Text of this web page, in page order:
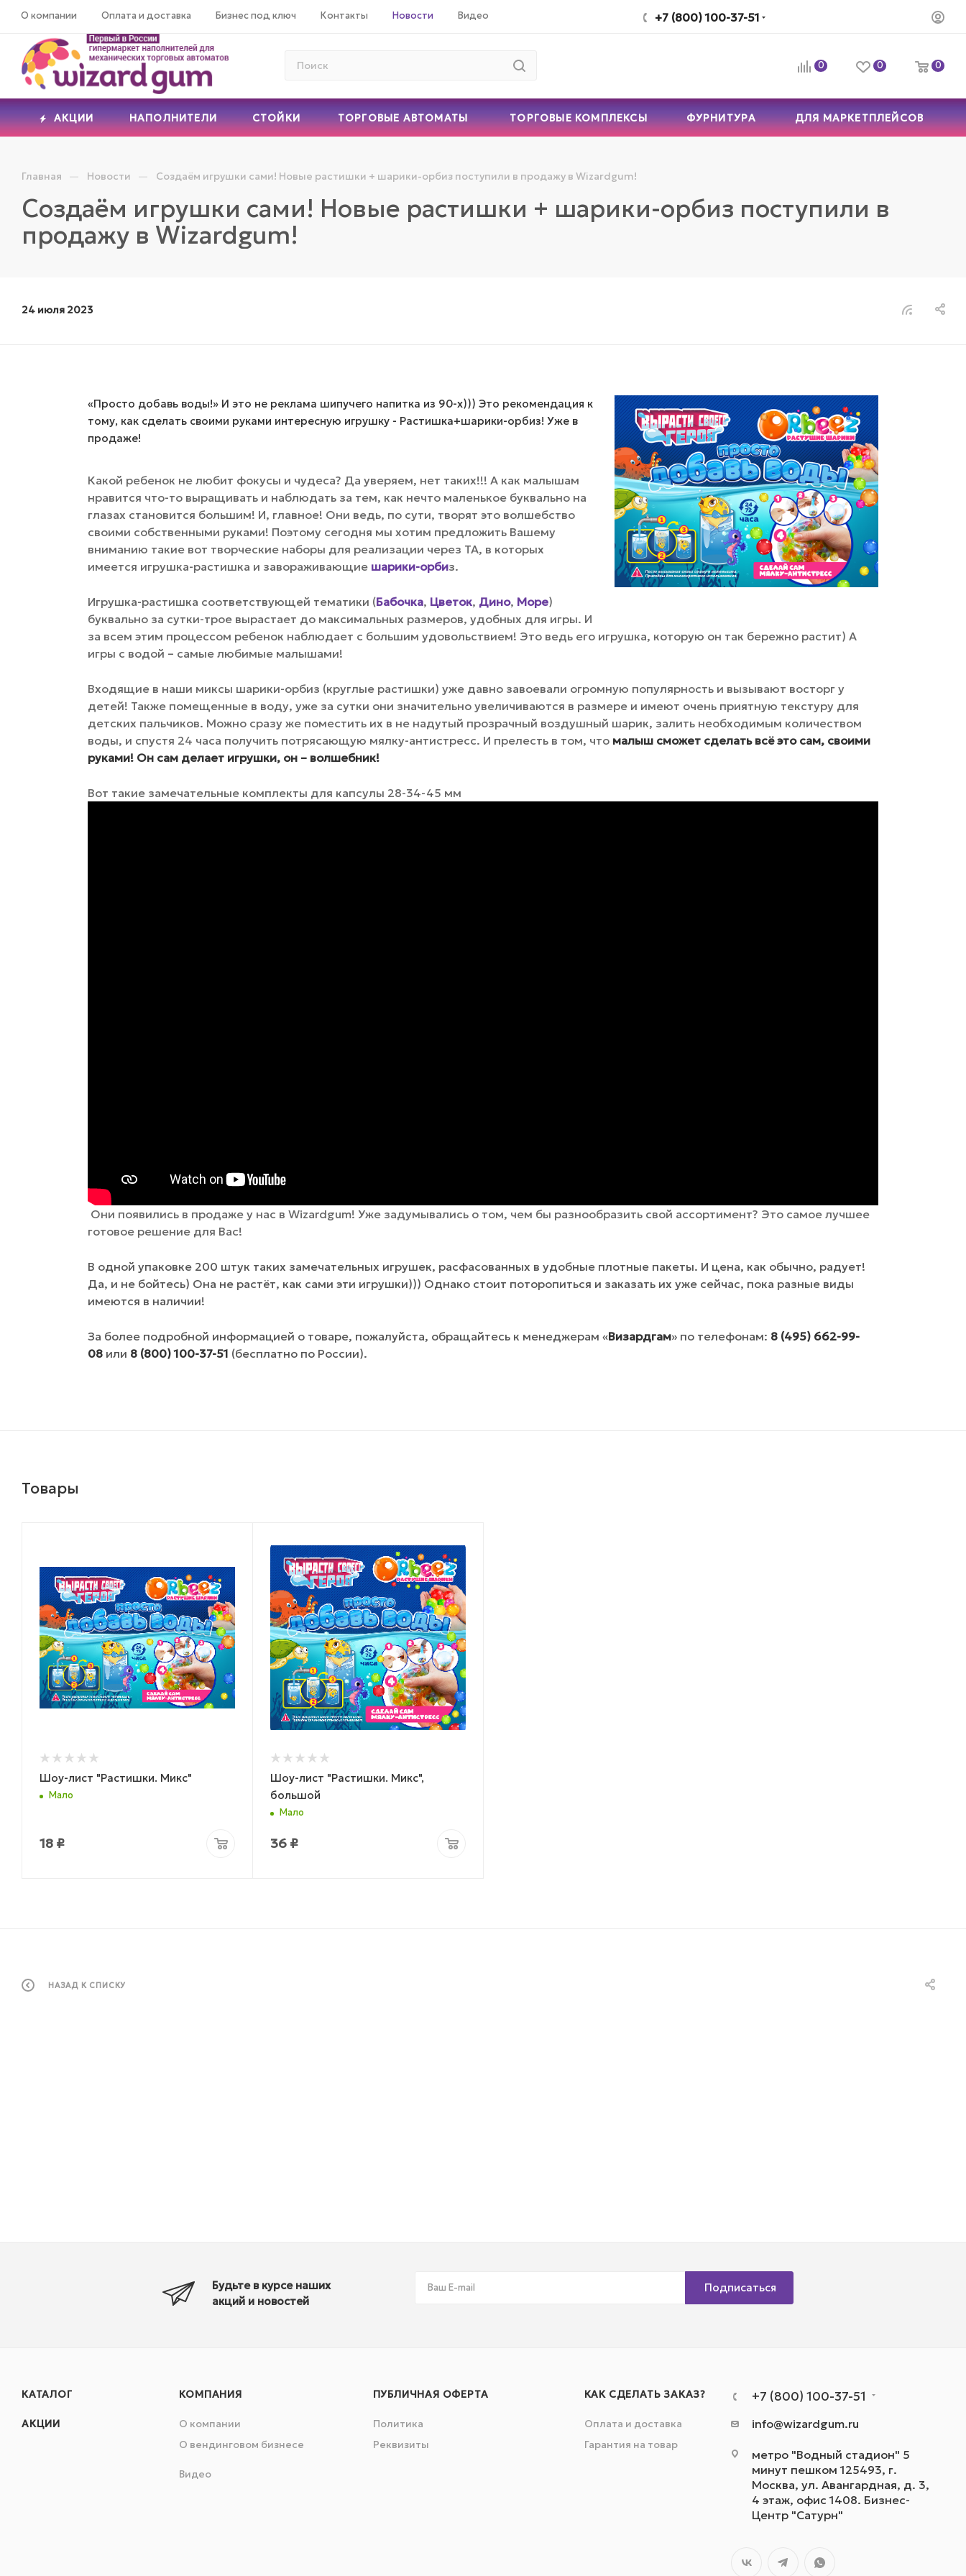
О компании Оплата и доставка Бизнес под ключ Контакты Новости Видео +7 (800) 100-37-51
0 0 0
АКЦИИ НАПОЛНИТЕЛИ СТОЙКИ ТОРГОВЫЕ АВТОМАТЫ ТОРГОВЫЕ КОМПЛЕКСЫ ФУРНИТУРА ДЛЯ МАРКЕТПЛЕЙСОВ
Главная — Новости — Создаём игрушки сами! Новые растишки + шарики-орбиз поступили в продажу в Wizardgum!
Создаём игрушки сами! Новые растишки + шарики-орбиз поступили в
продажу в Wizardgum!
24 июля 2023
«Просто добавь воды!» И это не реклама шипучего напитка из 90-х))) Это рекомендация к
тому, как сделать своими руками интересную игрушку - Растишка+шарики-орбиз! Уже в
продаже!
Какой ребенок не любит фокусы и чудеса? Да уверяем, нет таких!!! А как малышам
нравится что-то выращивать и наблюдать за тем, как нечто маленькое буквально на
глазах становится большим! И, главное! Они ведь, по сути, творят это волшебство
своими собственными руками! Поэтому сегодня мы хотим предложить Вашему
вниманию такие вот творческие наборы для реализации через ТА, в которых
имеется игрушка-растишка и завораживающие шарики-орбиз.
Игрушка-растишка соответствующей тематики (Бабочка, Цветок, Дино, Море)
буквально за сутки-трое вырастает до максимальных размеров, удобных для игры. И
за всем этим процессом ребенок наблюдает с большим удовольствием! Это ведь его игрушка, которую он так бережно растит) А
игры с водой – самые любимые малышами!
Входящие в наши миксы шарики-орбиз (круглые растишки) уже давно завоевали огромную популярность и вызывают восторг у
детей! Также помещенные в воду, уже за сутки они значительно увеличиваются в размере и имеют очень приятную текстуру для
детских пальчиков. Можно сразу же поместить их в не надутый прозрачный воздушный шарик, залить необходимым количеством
воды, и спустя 24 часа получить потрясающую мялку-антистресс. И прелесть в том, что малыш сможет сделать всё это сам, своими
руками! Он сам делает игрушки, он – волшебник!
Вот такие замечательные комплекты для капсулы 28-34-45 мм
Они появились в продаже у нас в Wizardgum! Уже задумывались о том, чем бы разнообразить свой ассортимент? Это самое лучшее
готовое решение для Вас!
В одной упаковке 200 штук таких замечательных игрушек, расфасованных в удобные плотные пакеты. И цена, как обычно, радует!
Да, и не бойтесь) Она не растёт, как сами эти игрушки))) Однако стоит поторопиться и заказать их уже сейчас, пока разные виды
имеются в наличии!
За более подробной информацией о товаре, пожалуйста, обращайтесь к менеджерам «Визардгам» по телефонам: 8 (495) 662-99-
08 или 8 (800) 100-37-51 (бесплатно по России).
Товары
Шоу-лист "Растишки. Микс"
Мало
18 ₽
Шоу-лист "Растишки. Микс",
большой
Мало
36 ₽
НАЗАД К СПИСКУ
Будьте в курсе наших
акций и новостей
Подписаться
КАТАЛОГ
АКЦИИ
КОМПАНИЯ
О компании
О вендинговом бизнесе
Видео
ПУБЛИЧНАЯ ОФЕРТА
Политика
Реквизиты
КАК СДЕЛАТЬ ЗАКАЗ?
Оплата и доставка
Гарантия на товар
+7 (800) 100-37-51
info@wizardgum.ru
метро "Водный стадион" 5
минут пешком 125493, г.
Москва, ул. Авангардная, д. 3,
4 этаж, офис 1408. Бизнес-
Центр "Сатурн"